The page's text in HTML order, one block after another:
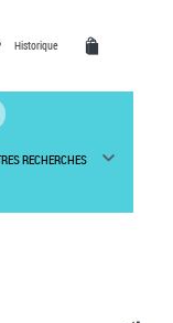
Historique
RECHERCHES